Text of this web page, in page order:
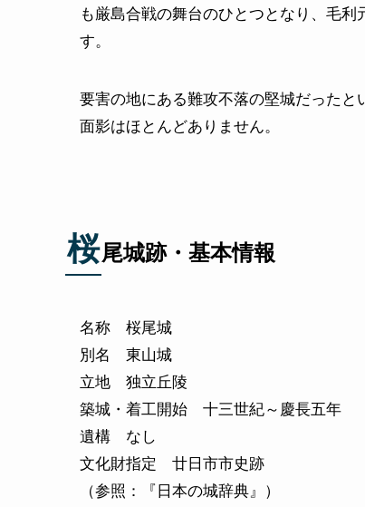
も厳島合戦の舞台のひとつとなり、毛
す。
要害の地にある難攻不落の堅城だった
面影はほとんどありません。
桜尾城跡・基本情報
名称 桜尾城
別名 東山城
立地 独立丘陵
築城・着工開始 十三世紀～慶長五年
遺構 なし
文化財指定 廿日市市史跡
（参照：『日本の城辞典』）